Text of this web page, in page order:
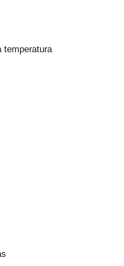
temperatura